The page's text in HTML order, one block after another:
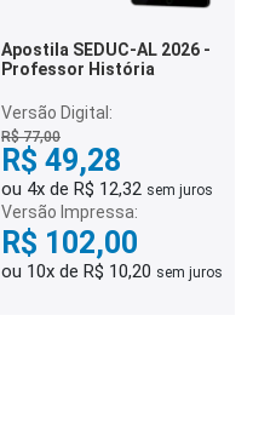
Apostila SEDUC-AL 2026 -
Professor História
Versão Digital:
R$ 77,00
R$ 49,28
ou 4x de R$ 12,32 sem juros
Versão Impressa:
R$ 102,00
ou 10x de R$ 10,20 sem juros